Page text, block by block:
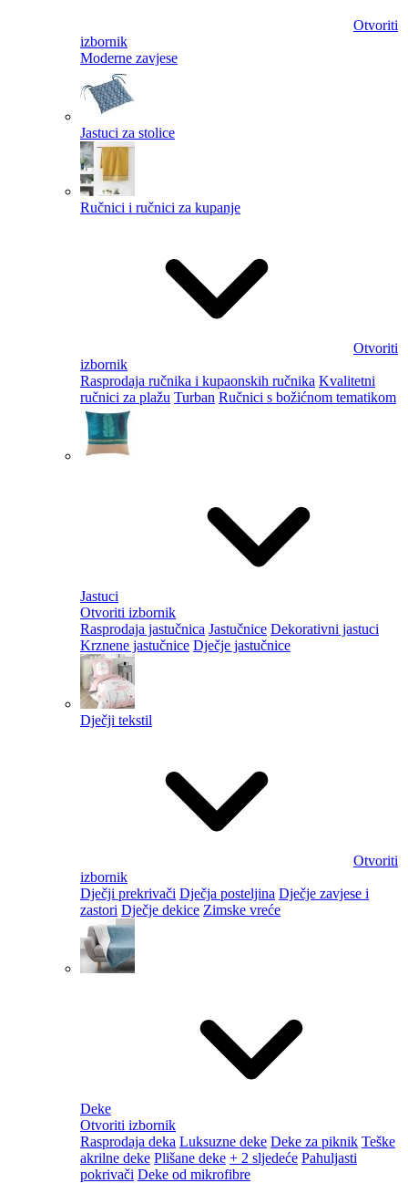
Otvoriti
izbornik
Moderne zavjese
Jastuci za stolice
Ručnici i ručnici za kupanje
Otvoriti
izbornik
Rasprodaja ručnika i kupaonskih ručnika Kvalitetni
ručnici za plažu Turban Ručnici s božićnom tematikom
Jastuci
Otvoriti izbornik
Rasprodaja jastučnica Jastučnice Dekorativni jastuci
Krznene jastučnice Dječje jastučnice
Dječji tekstil
Otvoriti
izbornik
Dječji prekrivači Dječja posteljina Dječje zavjese i
zastori Dječje dekice Zimske vreće
Deke
Otvoriti izbornik
Rasprodaja deka Luksuzne deke Deke za piknik Teške
akrilne deke Plišane deke + 2 sljedeće Pahuljasti
pokrivači Deke od mikrofibre